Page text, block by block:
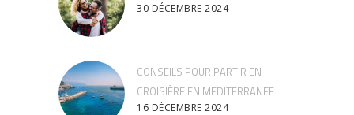
30 DÉCEMBRE 2024
CONSEILS POUR PARTIR EN
CROISIÈRE EN MEDITERRANEE
16 DÉCEMBRE 2024